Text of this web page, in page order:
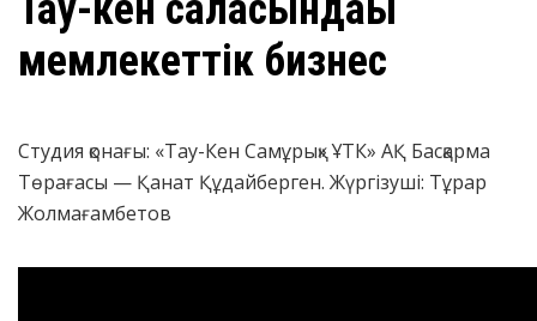
мемлекеттік бизнес
Студия қонағы: «Тау-Кен Самұрық» ҰТК» АҚ Басқарма
Төрағасы — Қанат Құдайберген. Жүргізуші: Тұрар
Жолмағамбетов